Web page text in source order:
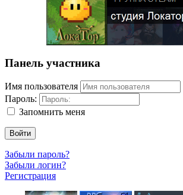
Панель участника
Имя пользователя
Пароль:
Запомнить меня
Войти
Забыли пароль?
Забыли логин?
Регистрация